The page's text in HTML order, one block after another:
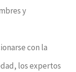
y
con la
los expertos